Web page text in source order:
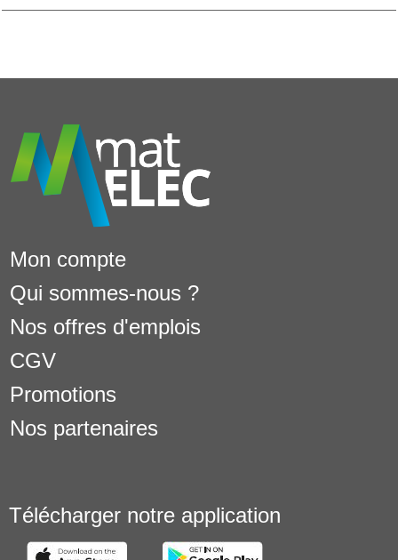
Mon compte
Qui sommes-nous ?
Nos offres d'emplois
CGV
Promotions
Nos partenaires
Télécharger notre application